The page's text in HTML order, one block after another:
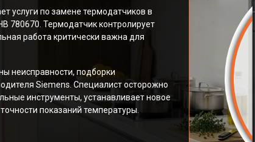
услуги по замене термодатчиков в
780670. Термодатчик контролирует
работа критически важна для
неисправности, подборки
Siemens. Специалист осторожно
инструменты, устанавливает новое
показаний температуры.